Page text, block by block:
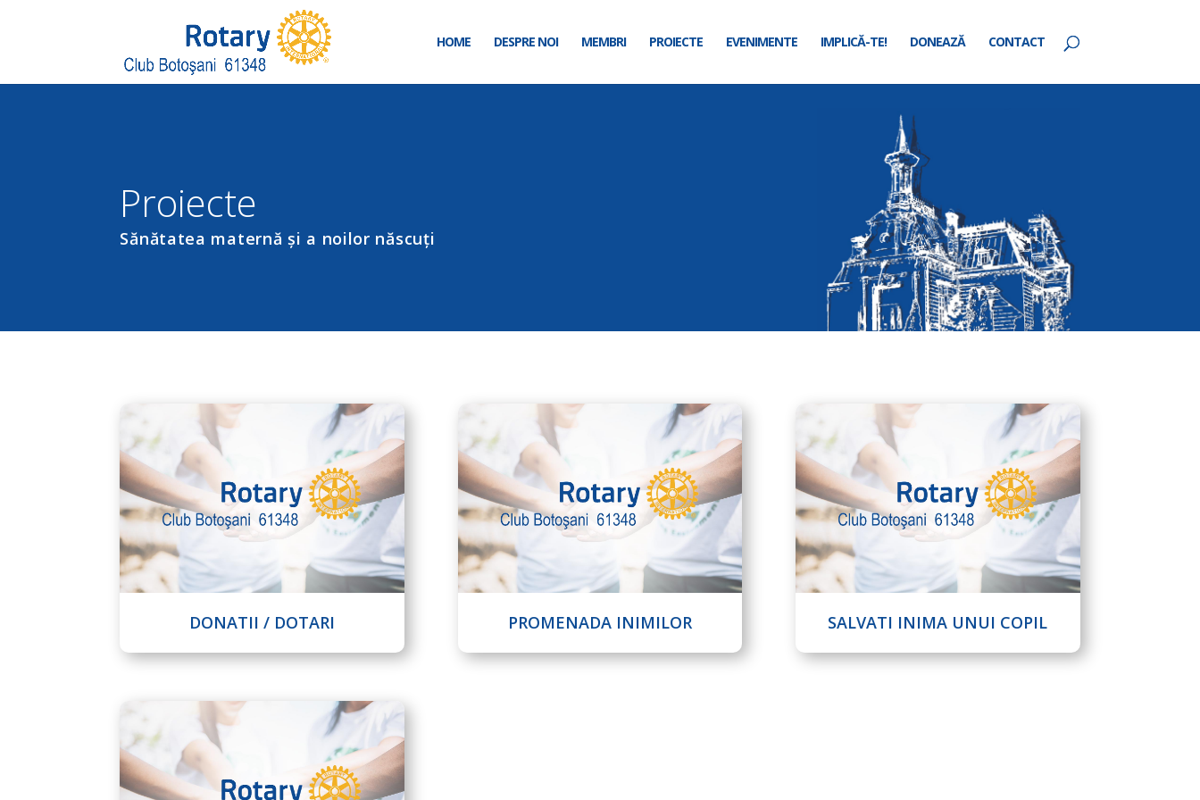
HOME DESPRE NOI MEMBRI PROIECTE EVENIMENTE IMPLICĂ-TE! DONEAZĂ CONTACT
Proiecte
Sănătatea maternă și a noilor născuți
DONATII / DOTARI PROMENADA INIMILOR SALVATI INIMA UNUI COPIL